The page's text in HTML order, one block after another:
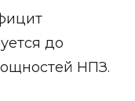
до
НПЗ.